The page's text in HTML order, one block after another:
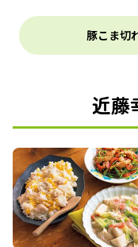
豚こま切
近藤